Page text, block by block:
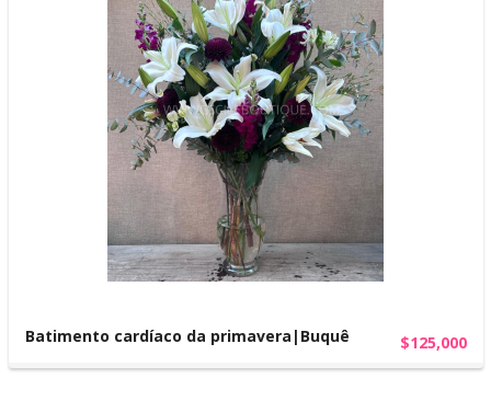
Batimento cardíaco da primavera|Buquê $125,000